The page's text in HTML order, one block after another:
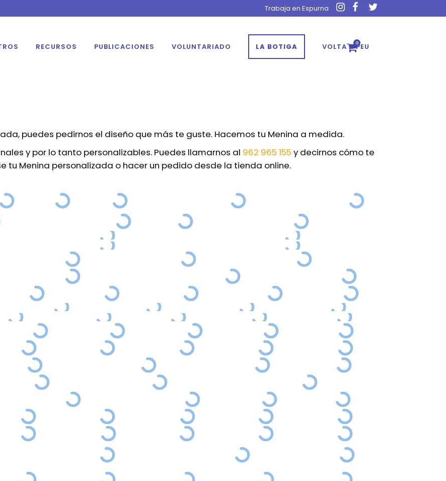
Trabaja en Espurna
0
RECURSOS PUBLICACIONES VOLUNTARIADO LA BOTIGA VOLTA A PEU
puedes pedirnos el diseño que más te guste. Hacemos tu Menina a medida.
y por lo tanto personalizables. Puedes llamarnos al 962 965 155 y decirnos cómo te
tu Menina personalizada o hacer un pedido desde la tienda online.